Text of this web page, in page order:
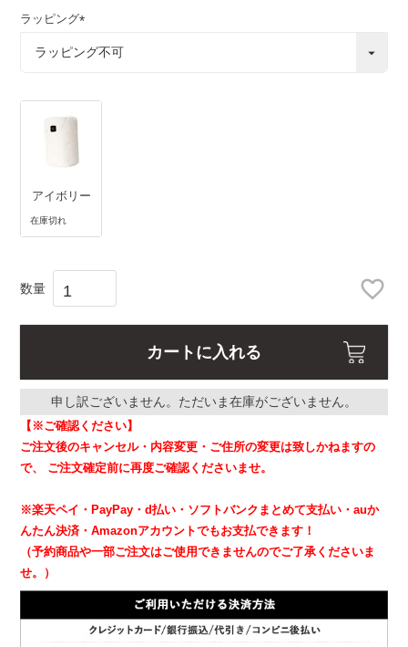
ラッピング
必
アイボリー
在庫切れ
カートに入れる
申し訳ございません。ただいま在庫がございません。
【※ご確認ください】
ご注文後のキャンセル・内容変更・ご住所の変更は致しかねますの
で、
ご注文確定前に再度ご確認くださいませ。
※楽天ペイ・PayPay・d払い・ソフトバンクまとめて支払い・auか
んたん決済・Amazonアカウントでもお支払できます！
（予約商品や一部ご注文はご使用できませんのでご了承くださいま
せ。）